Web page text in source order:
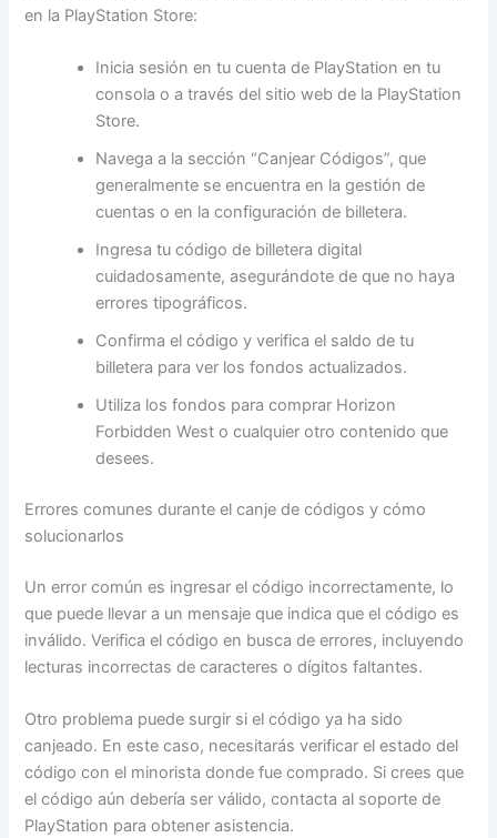
en la PlayStation Store:
Inicia sesión en tu cuenta de PlayStation en tu
consola o a través del sitio web de la PlayStation
Store.
Navega a la sección “Canjear Códigos”, que
generalmente se encuentra en la gestión de
cuentas o en la configuración de billetera.
Ingresa tu código de billetera digital
cuidadosamente, asegurándote de que no haya
errores tipográficos.
Confirma el código y verifica el saldo de tu
billetera para ver los fondos actualizados.
Utiliza los fondos para comprar Horizon
Forbidden West o cualquier otro contenido que
desees.
Errores comunes durante el canje de códigos y cómo
solucionarlos
Un error común es ingresar el código incorrectamente, lo
que puede llevar a un mensaje que indica que el código es
inválido. Verifica el código en busca de errores, incluyendo
lecturas incorrectas de caracteres o dígitos faltantes.
Otro problema puede surgir si el código ya ha sido
canjeado. En este caso, necesitarás verificar el estado del
código con el minorista donde fue comprado. Si crees que
el código aún debería ser válido, contacta al soporte de
PlayStation para obtener asistencia.